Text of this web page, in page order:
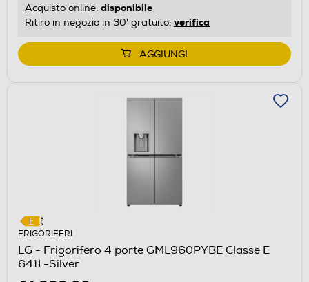
Acquisto online: disponibile
Ritiro in negozio in 30' gratuito: verifica
AGGIUNGI
FRIGORIFERI
LG - Frigorifero 4 porte GML960PYBE Classe E
641L-Silver